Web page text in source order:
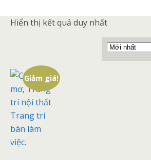
Hiển thị kết quả duy nhất
Giảm giá!